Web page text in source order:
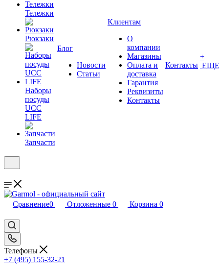
Тележки
Рюкзаки
Наборы
посуды
UCC
LIFE
Запчасти
Блог
Новости
Статьи
Клиентам
О
компании
Магазины
Оплата и
доставка
Гарантия
Реквизиты
Контакты
Контакты
+
ЕЩЕ
Сравнение0 Отложенные 0 Корзина 0
Телефоны
+7 (495) 155-32-21